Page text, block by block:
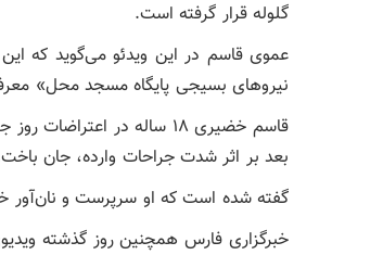
گلوله قرار گرفته است.
عموی قاسم در این ویدئو می‌گوید که
نیروهای بسیجی پایگاه مسجد محل»
قاسم خضیری ۱۸ ساله در
بعد بر اثر شدت جراحات وارده، جان
گفته شده است که او سرپرست و نان‌آور
خبرگزاری فارس همچنین روز گذشته